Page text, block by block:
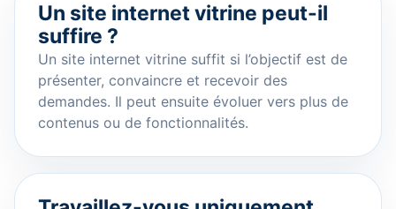
Un site internet vitrine peut-il
suffire ?
Un site internet vitrine suffit si l’objectif est de
présenter, convaincre et recevoir des
demandes. Il peut ensuite évoluer vers plus de
contenus ou de fonctionnalités.